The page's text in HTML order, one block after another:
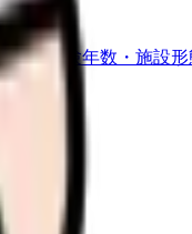
域・経験年数・施設